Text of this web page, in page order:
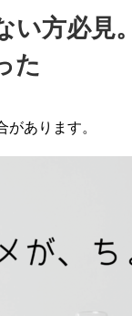
い方必見
た
あります。